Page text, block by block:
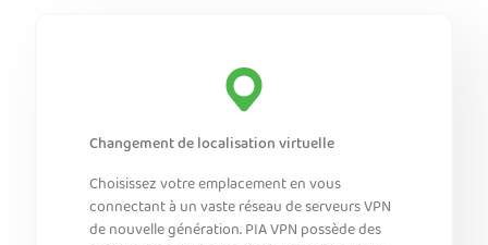
Changement de localisation virtuelle
Choisissez votre emplacement en vous
connectant à un vaste réseau de serveurs VPN
de nouvelle génération. PIA VPN possède des